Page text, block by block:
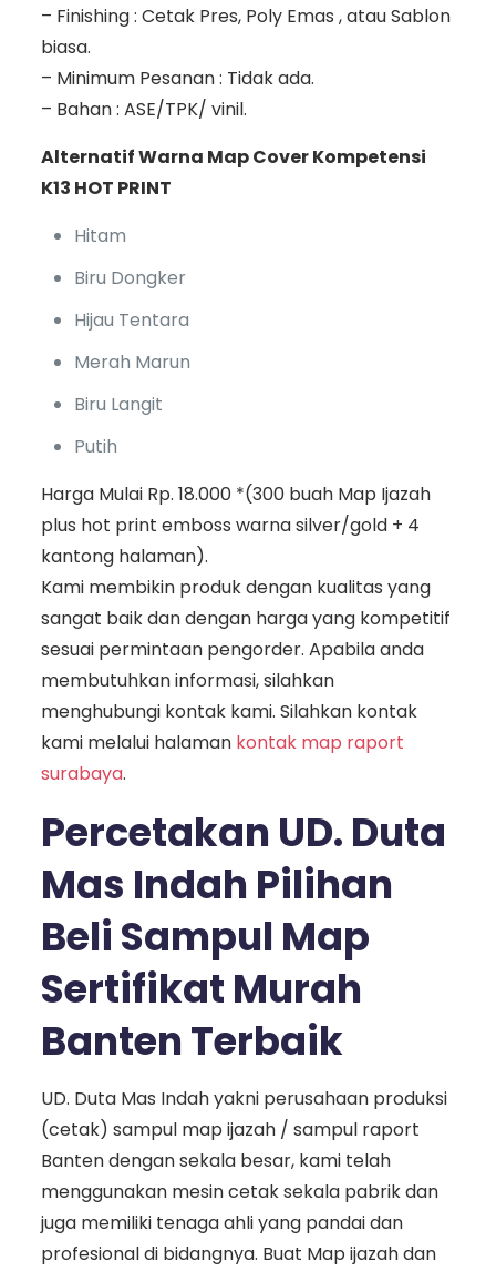
– Finishing : Cetak Pres, Poly Emas , atau Sablon
biasa.
– Minimum Pesanan : Tidak ada.
– Bahan : ASE/TPK/ vinil.
Alternatif Warna Map Cover Kompetensi
K13 HOT PRINT
Hitam
Biru Dongker
Hijau Tentara
Merah Marun
Biru Langit
Putih
Harga Mulai Rp. 18.000 *(300 buah Map Ijazah
plus hot print emboss warna silver/gold + 4
kantong halaman).
Kami membikin produk dengan kualitas yang
sangat baik dan dengan harga yang kompetitif
sesuai permintaan pengorder. Apabila anda
membutuhkan informasi, silahkan
menghubungi kontak kami. Silahkan kontak
kami melalui halaman kontak map raport
surabaya.
Percetakan UD. Duta
Mas Indah Pilihan
Beli Sampul Map
Sertifikat Murah
Banten Terbaik
UD. Duta Mas Indah yakni perusahaan produksi
(cetak) sampul map ijazah / sampul raport
Banten dengan sekala besar, kami telah
menggunakan mesin cetak sekala pabrik dan
juga memiliki tenaga ahli yang pandai dan
profesional di bidangnya. Buat Map ijazah dan